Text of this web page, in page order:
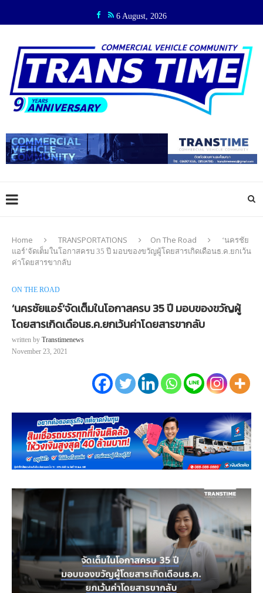
6 August, 2026
Home TRANSPORTATIONS On The Road
‘นครชัย
แอร์’จัดเต็มในโอกาสครบ 35 ปี มอบของขวัญผู้โดยสารเกิดเดือนธ.ค.ยกเว้น
ค่าโดยสารขากลับ
ON THE ROAD
‘นครชัยแอร์’จัดเต็มในโอกาสครบ 35 ปี มอบของขวัญผู้
โดยสารเกิดเดือนธ.ค.ยกเว้นค่าโดยสารขากลับ
written by Transtimenews
November 23, 2021